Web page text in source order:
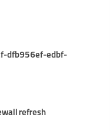
dfb956ef-edbf-
refresh